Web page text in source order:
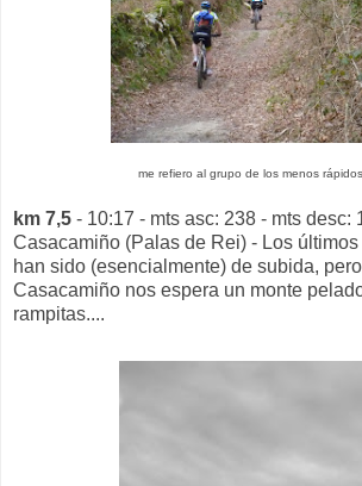
me refiero al grupo de los menos
km 7,5 - 10:17 - mts asc: 238 - mts desc:
Casacamiño (Palas de Rei) - Los
han sido (esencialmente) de subida,
Casacamiño nos espera un monte
rampitas....